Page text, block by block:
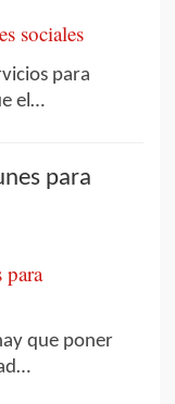
para
el…
para
que poner